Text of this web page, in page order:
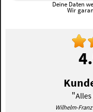
Deine Daten
Wir
"Alles
Wilhelm-